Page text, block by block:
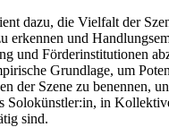
dazu, die Vielfalt der
erkennen und
und Förderinstitutionen
Grundlage, um
der Szene zu benennen,
Solokünstler:in, in
sind.